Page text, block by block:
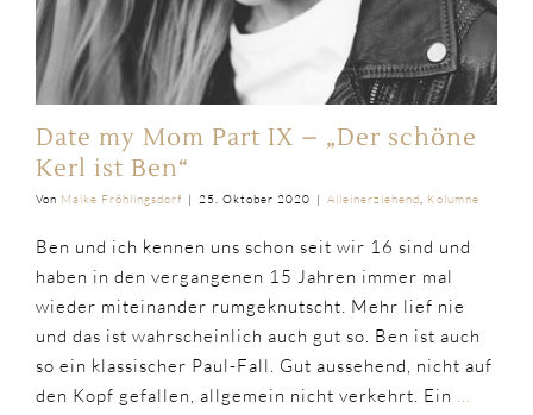
Date my Mom Part IX – „Der schöne
Kerl ist Ben“
Von Maike Fröhlingsdorf | 25. Oktober 2020 | Alleinerziehend, Kolumne
Ben und ich kennen uns schon seit wir 16 sind und
haben in den vergangenen 15 Jahren immer mal
wieder miteinander rumgeknutscht. Mehr lief nie
und das ist wahrscheinlich auch gut so. Ben ist auch
so ein klassischer Paul-Fall. Gut aussehend, nicht auf
den Kopf gefallen, allgemein nicht verkehrt. Ein